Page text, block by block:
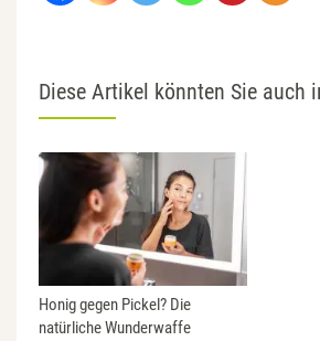
Diese Artikel könnten Sie auch
Honig gegen Pickel? Die
natürliche Wunderwaffe